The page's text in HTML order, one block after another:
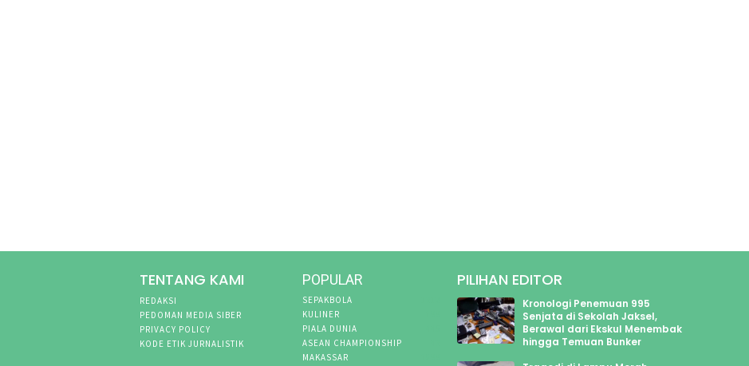
TENTANG KAMI
REDAKSI
PEDOMAN MEDIA SIBER
PRIVACY POLICY
KODE ETIK JURNALISTIK
POPULAR
SEPAKBOLA
KULINER
PIALA DUNIA
ASEAN CHAMPIONSHIP
MAKASSAR
PILIHAN EDITOR
Kronologi Penemuan 995
Senjata di Sekolah Jaksel,
Berawal dari Ekskul Menembak
hingga Temuan Bunker